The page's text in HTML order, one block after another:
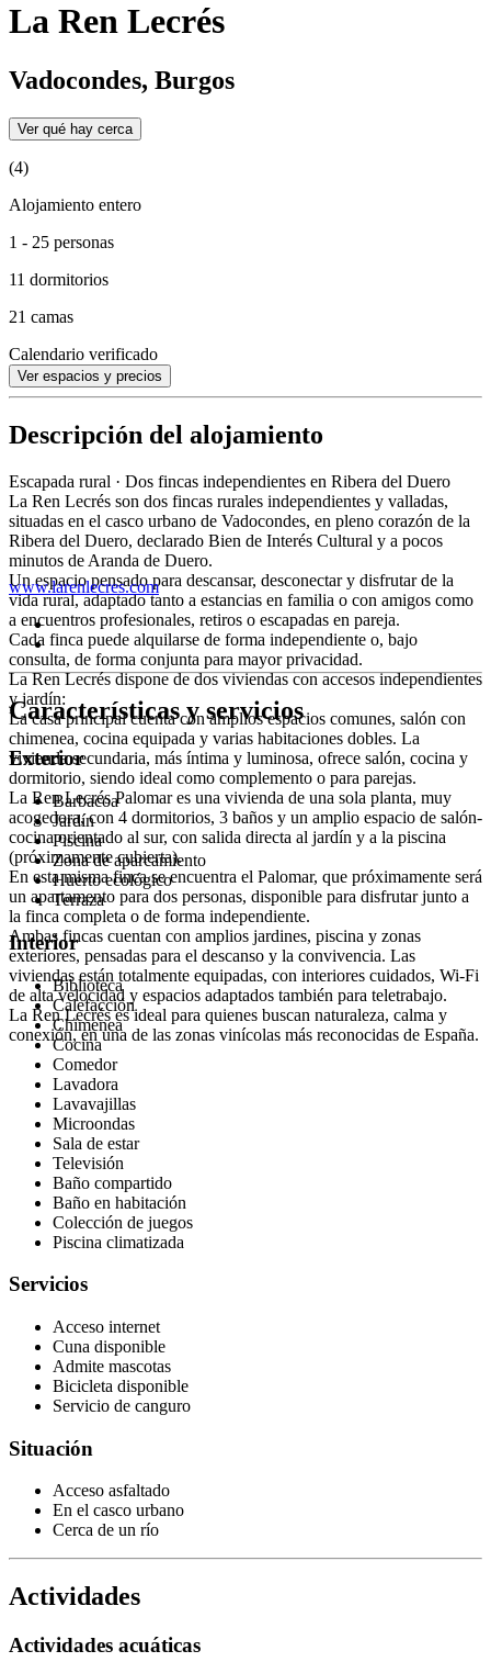
La Ren Lecrés
Vadocondes, Burgos
Ver qué hay cerca
(4)
Alojamiento entero
1 - 25 personas
11 dormitorios
21 camas
Calendario verificado
Ver espacios y precios
Descripción del alojamiento
Escapada rural · Dos fincas independientes en Ribera del Duero
La Ren Lecrés son dos fincas rurales independientes y valladas,
situadas en el casco urbano de Vadocondes, en pleno corazón de la
Ribera del Duero, declarado Bien de Interés Cultural y a pocos
minutos de Aranda de Duero.
Un espacio pensado para descansar, desconectar y disfrutar de la
vida rural, adaptado tanto a estancias en familia o con amigos como
a encuentros profesionales, retiros o escapadas en pareja.
Cada finca puede alquilarse de forma independiente o, bajo
consulta, de forma conjunta para mayor privacidad.
La Ren Lecrés dispone de dos viviendas con accesos independientes
y jardín:
La casa principal cuenta con amplios espacios comunes, salón con
chimenea, cocina equipada y varias habitaciones dobles. La
vivienda secundaria, más íntima y luminosa, ofrece salón, cocina y
dormitorio, siendo ideal como complemento o para parejas.
La Ren Lecrés Palomar es una vivienda de una sola planta, muy
acogedora, con 4 dormitorios, 3 baños y un amplio espacio de salón-
cocina orientado al sur, con salida directa al jardín y a la piscina
(próximamente cubierta).
En esta misma finca se encuentra el Palomar, que próximamente será
un apartamento para dos personas, disponible para disfrutar junto a
la finca completa o de forma independiente.
Ambas fincas cuentan con amplios jardines, piscina y zonas
exteriores, pensadas para el descanso y la convivencia. Las
viviendas están totalmente equipadas, con interiores cuidados, Wi-Fi
de alta velocidad y espacios adaptados también para teletrabajo.
La Ren Lecrés es ideal para quienes buscan naturaleza, calma y
conexión, en una de las zonas vinícolas más reconocidas de España.
www.larenlecres.com
Características y servicios
Exterior
Barbacoa
Jardín
Piscina
Zona de aparcamiento
Huerto ecológico
Terraza
Interior
Biblioteca
Calefacción
Chimenea
Cocina
Comedor
Lavadora
Lavavajillas
Microondas
Sala de estar
Televisión
Baño compartido
Baño en habitación
Colección de juegos
Piscina climatizada
Servicios
Acceso internet
Cuna disponible
Admite mascotas
Bicicleta disponible
Servicio de canguro
Situación
Acceso asfaltado
En el casco urbano
Cerca de un río
Actividades
Actividades acuáticas